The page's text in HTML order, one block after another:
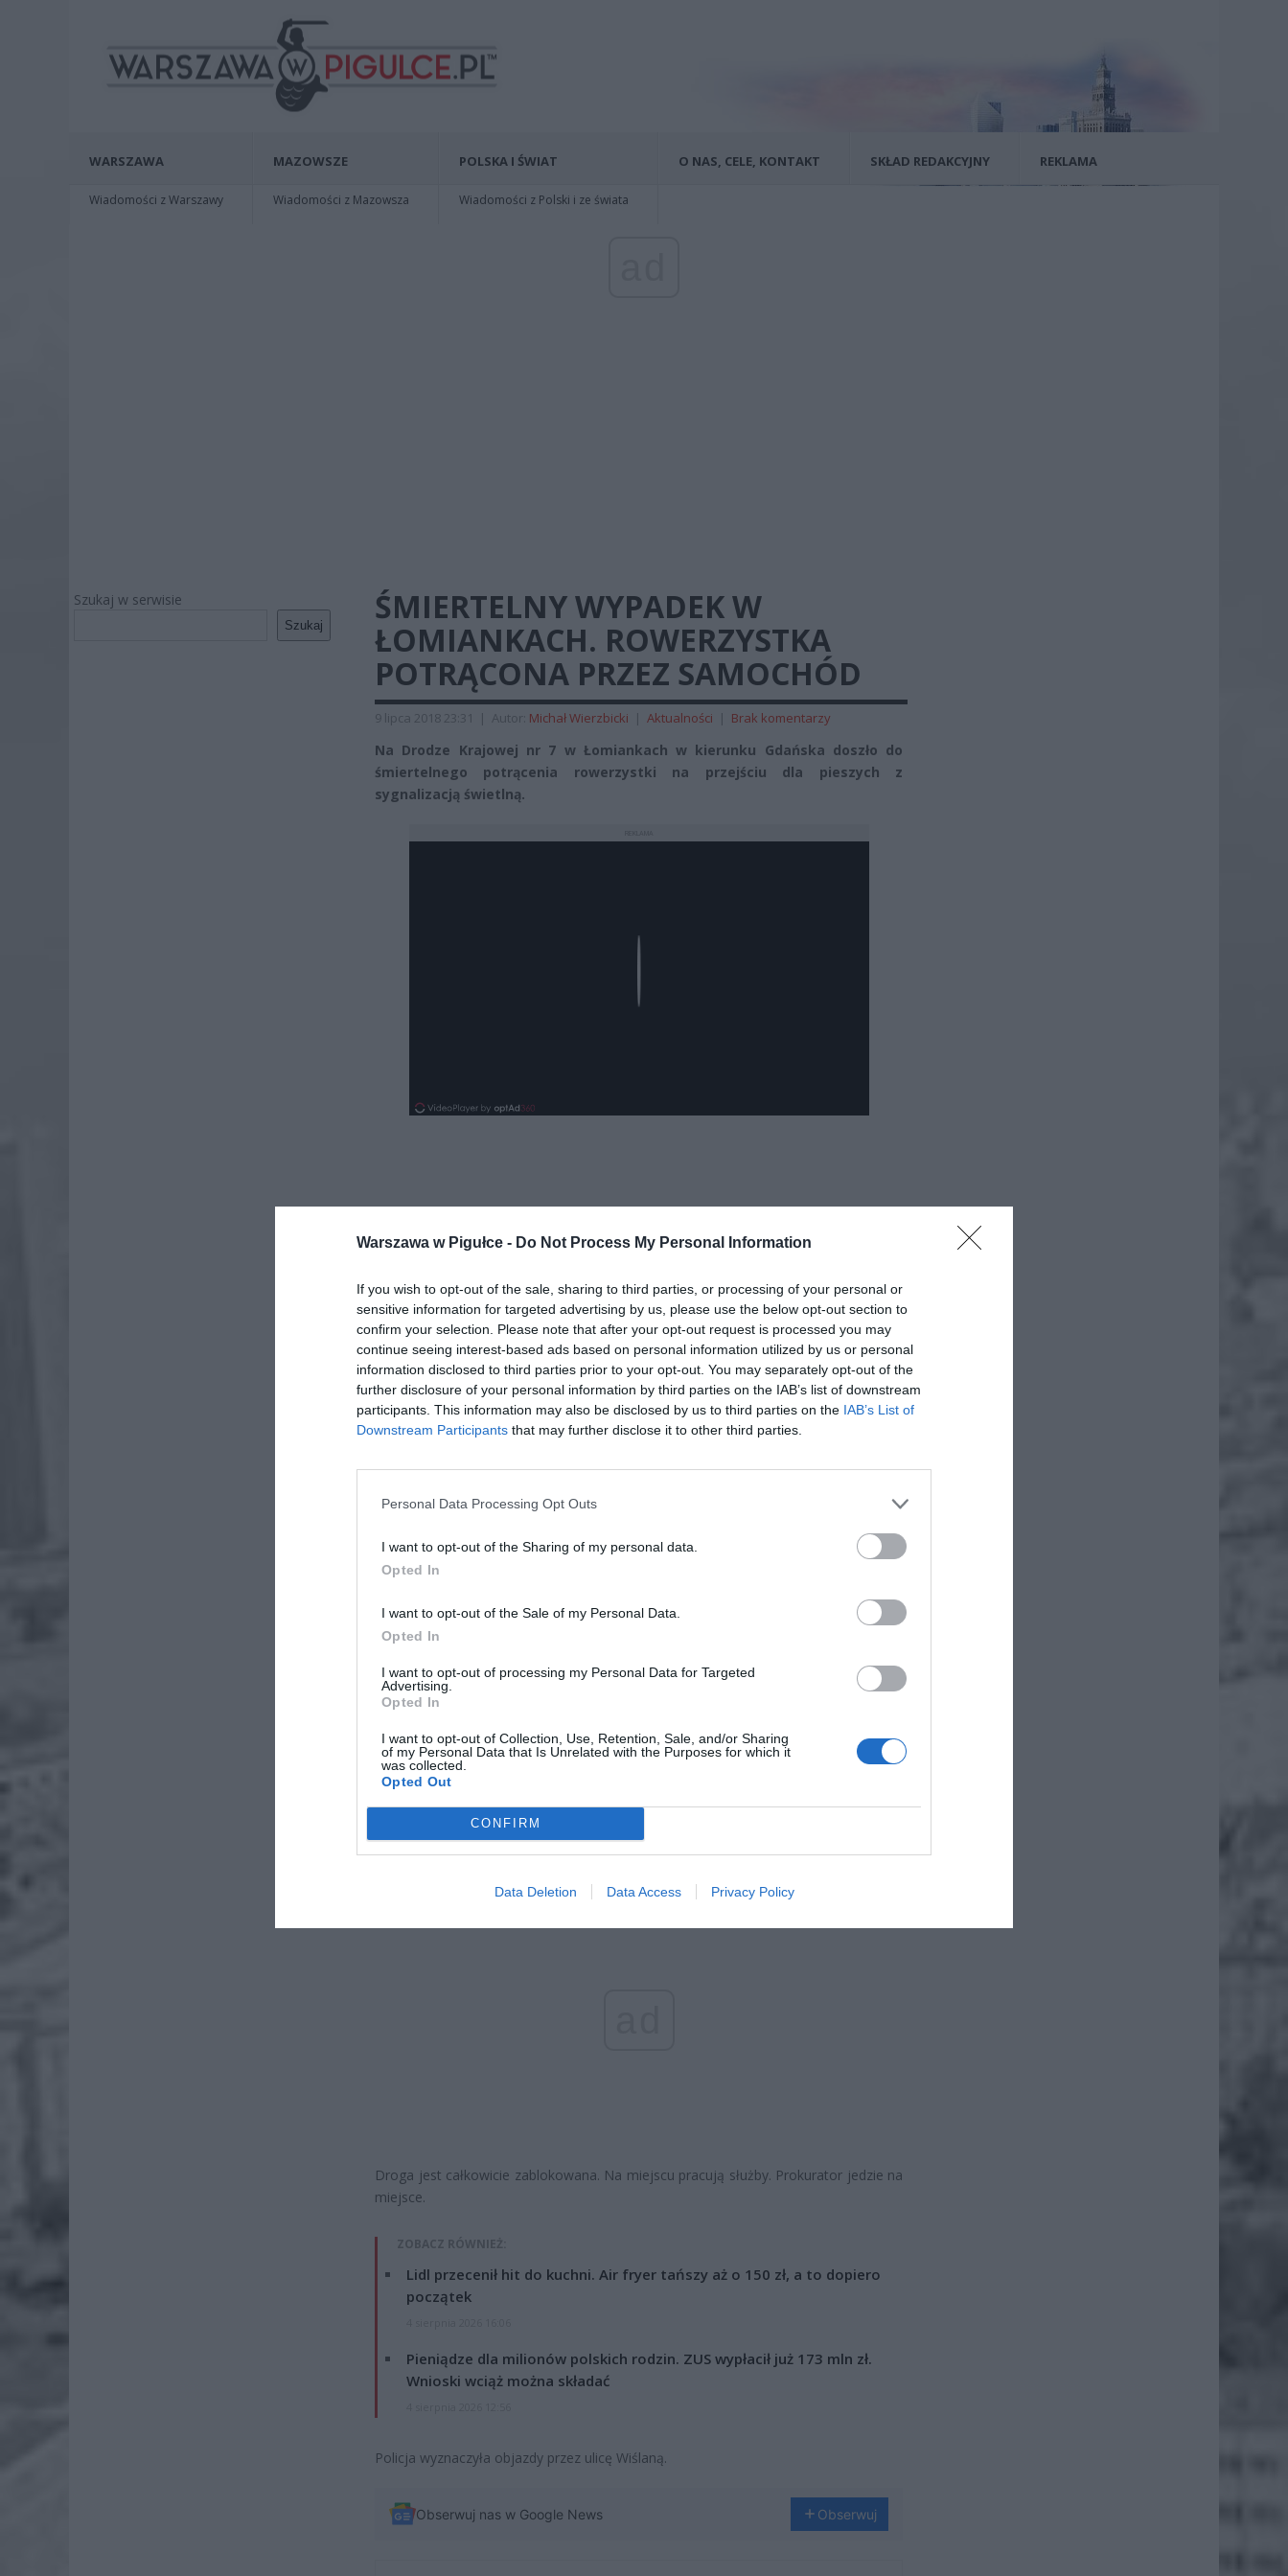
Warszawa w Pigułce - Do Not Process My Personal Information
If you wish to opt-out of the sale, sharing to third parties, or processing of your personal or
sensitive information for targeted advertising by us, please use the below opt-out section to
confirm your selection. Please note that after your opt-out request is processed you may
continue seeing interest-based ads based on personal information utilized by us or personal
information disclosed to third parties prior to your opt-out. You may separately opt-out of the
further disclosure of your personal information by third parties on the IAB’s list of downstream
participants. This information may also be disclosed by us to third parties on the IAB’s List of
Downstream Participants that may further disclose it to other third parties.
Personal Data Processing Opt Outs
I want to opt-out of the Sharing of my personal data.
Opted In
I want to opt-out of the Sale of my Personal Data.
Opted In
I want to opt-out of processing my Personal Data for Targeted
Advertising.
Opted In
I want to opt-out of Collection, Use, Retention, Sale, and/or Sharing
of my Personal Data that Is Unrelated with the Purposes for which it
was collected.
Opted Out
CONFIRM
Data Deletion Data Access Privacy Policy
WARSZAWA
Wiadomości z Warszawy
MAZOWSZE
Wiadomości z Mazowsza
POLSKA I ŚWIAT
Wiadomości z Polski i ze świata
O NAS, CELE, KONTAKT SKŁAD REDAKCYJNY REKLAMA
Szukaj w serwisie
Szukaj
ŚMIERTELNY WYPADEK W
ŁOMIANKACH. ROWERZYSTKA
POTRĄCONA PRZEZ SAMOCHÓD
9 lipca 2018 23:31 | Autor: Michał Wierzbicki | Aktualności | Brak komentarzy
Na Drodze Krajowej nr 7 w Łomiankach w kierunku Gdańska doszło do
śmiertelnego potrącenia rowerzystki na przejściu dla pieszych z
sygnalizacją świetlną.
ad
Droga jest całkowicie zablokowana. Na miejscu pracują służby. Prokurator jedzie na
miejsce.
ZOBACZ RÓWNIEŻ:
Lidl przecenił hit do kuchni. Air fryer tańszy aż o 150 zł, a to dopiero
początek
Pieniądze dla milionów polskich rodzin. ZUS wypłacił już 173 mln zł.
Wnioski wciąż można składać
Policja wyznaczyła objazdy przez ulicę Wiślaną.
Obserwuj nas w Google News Obserwuj